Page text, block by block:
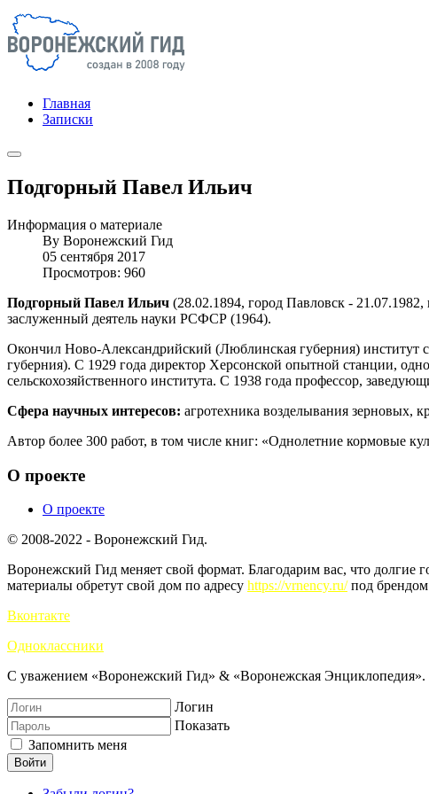
Главная
Записки
Подгорный Павел Ильич
Информация о материале
By Воронежский Гид
05 сентября 2017
Просмотров: 960
Подгорный Павел Ильич (28.02.1894, город Павловск - 21.07.1982,
заслуженный деятель науки РСФСР (1964).
Окончил Ново-Александрийский (Люблинская губерния) институт
губерния). С 1929 года директор Херсонской опытной станции,
сельскохозяйственного института. С 1938 года профессор,
Сфера научных интересов: агротехника возделывания зерновых,
Автор более 300 работ, в том числе книг: «Однолетние кормовые
О проекте
О проекте
© 2008-2022 - Воронежский Гид.
Воронежский Гид меняет свой формат. Благодарим вас, что
материалы обретут свой дом по адресу https://vrnency.ru/под
Вконтакте
Одноклассники
С уважением «Воронежский Гид» & «Воронежская Энциклопедия».
Логин
Показать
Запомнить меня
Войти